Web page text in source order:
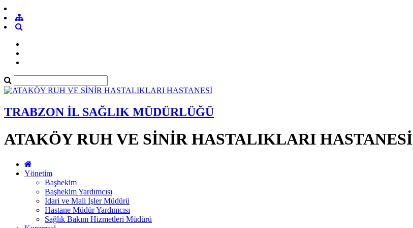
TRABZON İL SAĞLIK MÜDÜRLÜĞÜ
ATAKÖY RUH VE SİNİR HASTALIKLARI HASTANESİ
Yönetim
Başhekim
Başhekim Yardımcısı
İdari ve Mali İşler Müdürü
Hastane Müdür Yardımcısı
Sağlık Bakım Hizmetleri Müdürü